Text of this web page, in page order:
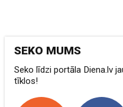
SEKO MUMS
Seko līdzi portāla Diena.lv
tīklos!